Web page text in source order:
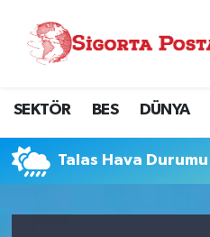
SEKTÖR BES DÜNYA
Talas Hava Durumu
Nöbetçi Eczaneler
Hava Durumu
Namaz Vakitleri